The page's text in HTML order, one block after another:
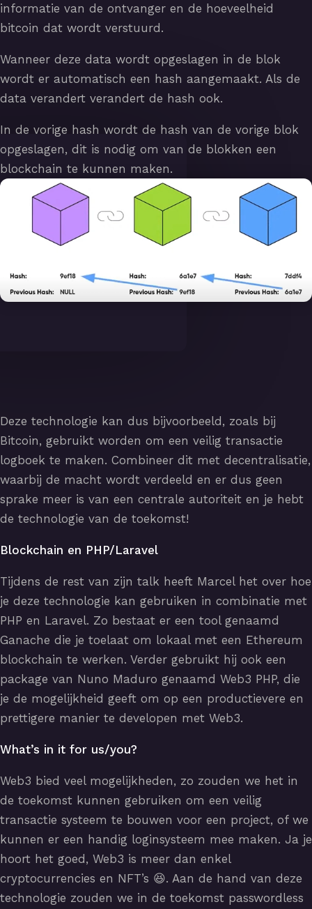
informatie van de ontvanger en de hoeveelheid
bitcoin dat wordt verstuurd.
Wanneer deze data wordt opgeslagen in de blok
wordt er automatisch een hash aangemaakt. Als de
data verandert verandert de hash ook.
In de vorige hash wordt de hash van de vorige blok
opgeslagen, dit is nodig om van de blokken een
blockchain te kunnen maken.
Deze technologie kan dus bijvoorbeeld, zoals bij
Bitcoin, gebruikt worden om een veilig transactie
logboek te maken. Combineer dit met decentralisatie,
waarbij de macht wordt verdeeld en er dus geen
sprake meer is van een centrale autoriteit en je hebt
de technologie van de toekomst!
Blockchain en PHP/Laravel
Tijdens de rest van zijn talk heeft Marcel het over hoe
je deze technologie kan gebruiken in combinatie met
PHP en Laravel. Zo bestaat er een tool genaamd
Ganache die je toelaat om lokaal met een Ethereum
blockchain te werken. Verder gebruikt hij ook een
package van Nuno Maduro genaamd Web3 PHP, die
je de mogelijkheid geeft om op een productievere en
prettigere manier te developen met Web3.
What’s in it for us/you?
Web3 bied veel mogelijkheden, zo zouden we het in
de toekomst kunnen gebruiken om een veilig
transactie systeem te bouwen voor een project, of we
kunnen er een handig loginsysteem mee maken. Ja je
hoort het goed, Web3 is meer dan enkel
cryptocurrencies en NFT’s 😆. Aan de hand van deze
technologie zouden we in de toekomst passwordless